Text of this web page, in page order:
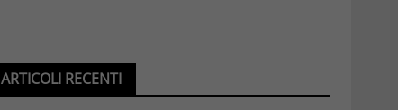
ARTICOLI RECENTI